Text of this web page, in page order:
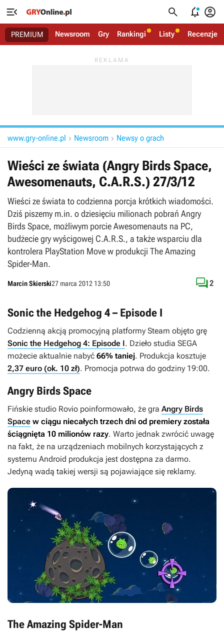
   
PREMIUM Newsroom Gry Rankingi Listy Recenzje
www.gry-online.pl  Newsroom  Newsy o grach
Wieści ze świata (Angry Birds Space,
Awesomenauts, C.A.R.S.) 27/3/12
Wieści ze świata to codzienna porcja krótkich wiadomości.
Dziś piszemy m.in. o dziesięciu milionach pobrań Angry
Birds Space, możliwym porcie Awesomenauts na PC,
budżecie gry wyścigowej C.A.R.S., a także wsparciu dla
kontrolera PlayStation Move w produkcji The Amazing
Spider-Man.
Marcin Skierski27 marca 2012 13:50 2
Sonic the Hedgehog 4 – Episode I
Codzienną akcją promocyjną platformy Steam objęto grę
Sonic the Hedgehog 4: Episode I. Dzieło studia SEGA
możecie aktualnie nabyć 66% taniej. Produkcja kosztuje
2,37 euro (ok. 10 zł). Promocja potrwa do godziny 19:00.
Angry Birds Space
Fińskie studio Rovio poinformowało, że gra Angry Birds
Space w ciągu niecałych trzech dni od premiery została
ściągnięta 10 milionów razy. Warto jednak zwrócić uwagę
na fakt, że na urządzeniach mobilnych korzystających z
systemu Android produkcja jest dostępna za darmo.
Jedyną wadą takiej wersji są pojawiające się reklamy.
The Amazing Spider-Man